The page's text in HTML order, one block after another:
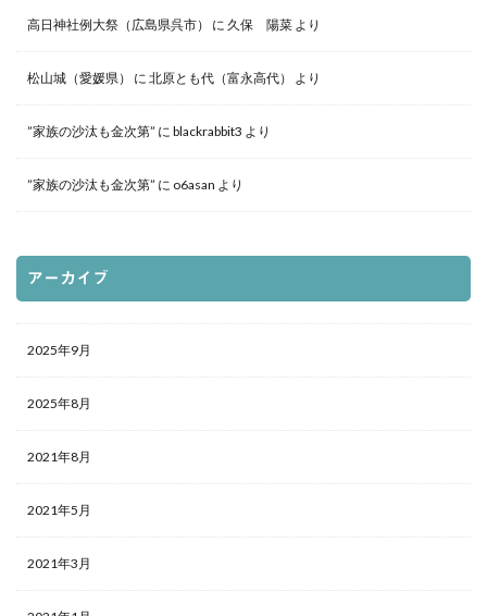
高日神社例大祭（広島県呉市） に 久保 陽菜 より
松山城（愛媛県） に 北原とも代（富永高代） より
”家族の沙汰も金次第” に blackrabbit3 より
”家族の沙汰も金次第” に o6asan より
アーカイブ
2025年9月
2025年8月
2021年8月
2021年5月
2021年3月